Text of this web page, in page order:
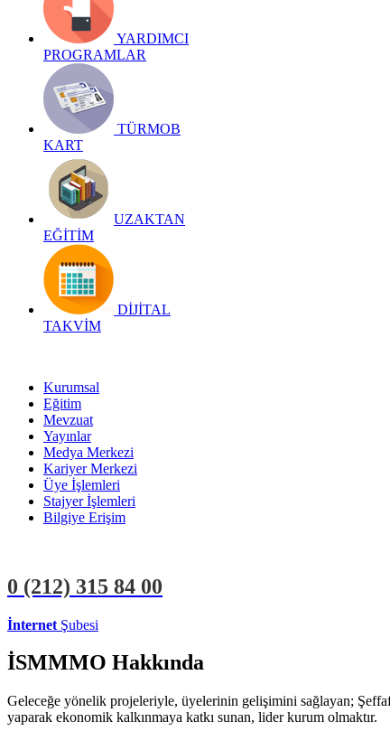
YARDIMCI
PROGRAMLAR
TÜRMOB
KART
UZAKTAN
EĞİTİM
DİJİTAL
TAKVİM
Kurumsal
Eğitim
Mevzuat
Yayınlar
Medya Merkezi
Kariyer Merkezi
Üye İşlemleri
Stajyer İşlemleri
Bilgiye Erişim
0 (212) 315 84 00
İnternet Şubesi
İSMMMO Hakkında
Geleceğe yönelik projeleriyle, üyelerinin gelişimini sağlayan;
yaparak ekonomik kalkınmaya katkı sunan, lider kurum olmaktır.